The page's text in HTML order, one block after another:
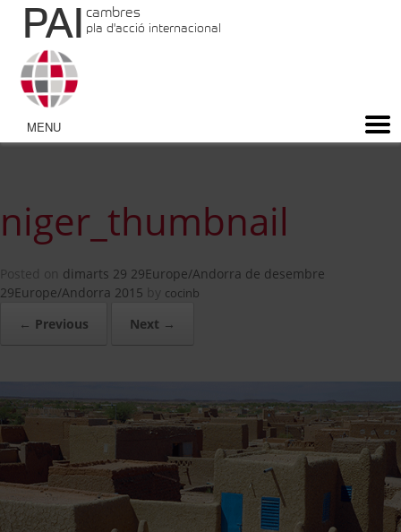
PAI cambres
pla d'acció internacional
niger_thumbnail
Posted on dimarts 29 29Europe/Andorra de desembre
29Europe/Andorra 2015 by cocinb
← Previous Next →